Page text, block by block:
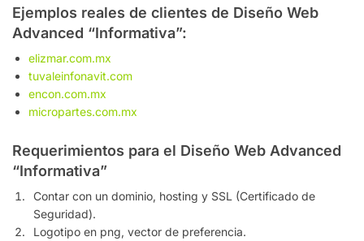
Ejemplos reales de clientes de Diseño Web
Advanced “Informativa”:
elizmar.com.mx
tuvaleinfonavit.com
encon.com.mx
micropartes.com.mx
Requerimientos para el Diseño Web Advanced
“Informativa”
Contar con un dominio, hosting y SSL (Certificado de
Seguridad).
Logotipo en png, vector de preferencia.